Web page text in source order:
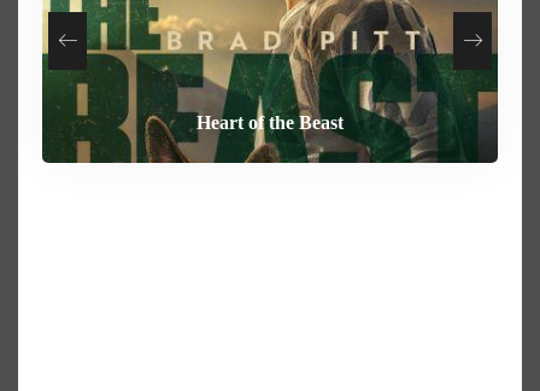
Your Mother Your Mother Your Mother
Heart of the Beast
Behemoth
How To Rob A Bank